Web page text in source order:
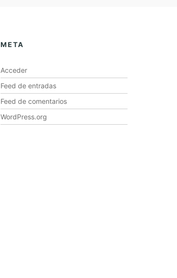
META
Acceder
Feed de entradas
Feed de comentarios
WordPress.org